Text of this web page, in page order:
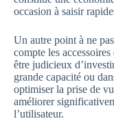
occasion à saisir
Un autre point à ne
compte les
être judicieux
grande capacité ou
optimiser la prise de
améliorer
l’utilisateur.